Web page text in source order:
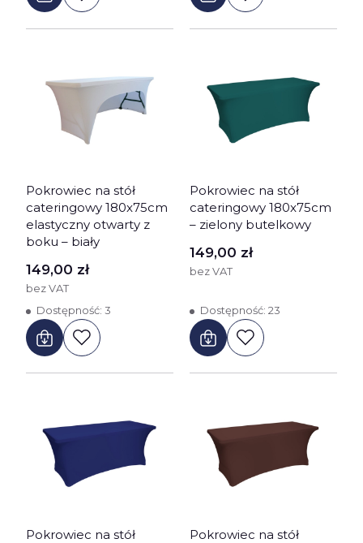
Pokrowiec na stół
cateringowy 180x75cm
elastyczny otwarty z
boku – biały
Cena
149,00 zł
bez VAT
Dostępność: 3
Pokrowiec na stół
cateringowy 180x75cm
– zielony butelkowy
Cena
149,00 zł
bez VAT
Dostępność: 23
Pokrowiec na stół
Pokrowiec na stół